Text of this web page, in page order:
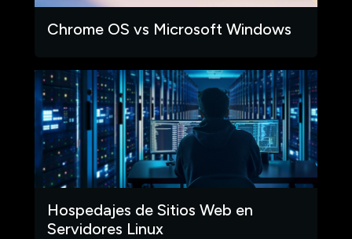
Chrome OS vs Microsoft Windows
Hospedajes de Sitios Web en
Servidores Linux